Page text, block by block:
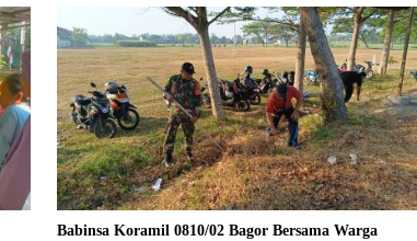
Babinsa Koramil 0810/02 Bagor Bersama Warga